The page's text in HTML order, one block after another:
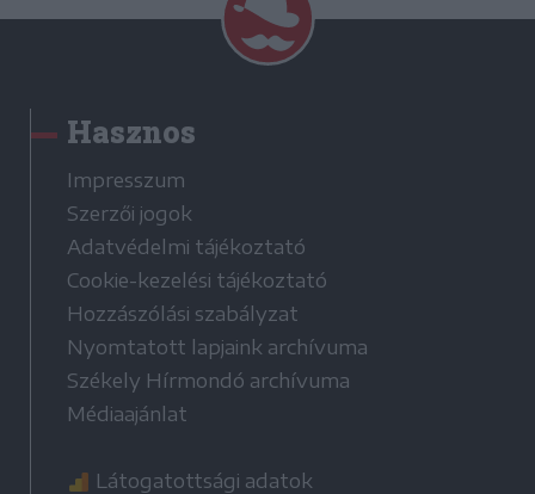
Hasznos
Impresszum
Szerzői jogok
Adatvédelmi tájékoztató
Cookie-kezelési tájékoztató
Hozzászólási szabályzat
Nyomtatott lapjaink archívuma
Székely Hírmondó archívuma
Médiaajánlat
Látogatottsági adatok